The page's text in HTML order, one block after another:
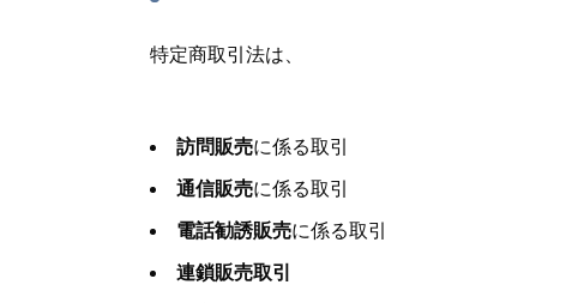
特定商取引法は、
訪問販売に係る取引
通信販売に係る取引
電話勧誘販売に係る取引
連鎖販売取引